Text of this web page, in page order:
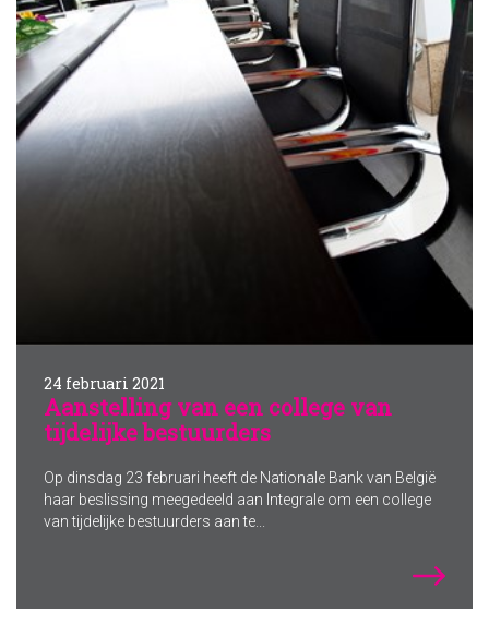
24 februari 2021
Aanstelling van een college van
tijdelijke bestuurders
Op dinsdag 23 februari heeft de Nationale Bank van België
haar beslissing meegedeeld aan Integrale om een college
van tijdelijke bestuurders aan te...